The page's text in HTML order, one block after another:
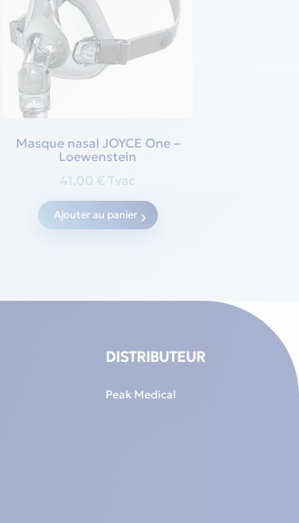
Masque nasal JOYCE One –
Loewenstein
41,00€ Tvac
Ajouter au panier
DISTRIBUTEUR
Peak Medical